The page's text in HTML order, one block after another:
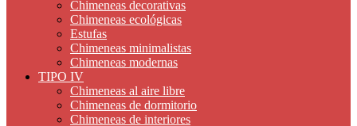
Chimeneas decorativas
Chimeneas ecológicas
Estufas
Chimeneas minimalistas
Chimeneas modernas
TIPO IV
Chimeneas al aire libre
Chimeneas de dormitorio
Chimeneas de interiores